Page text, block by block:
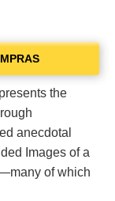
the
anecdotal
Images of a
of which